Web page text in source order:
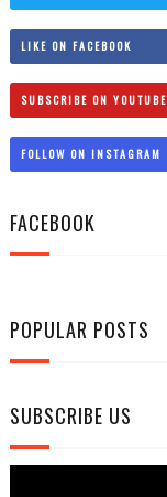
LIKE ON FACEBOOK
SUBSCRIBE ON YOUTUBE
FOLLOW ON INSTAGRAM
FACEBOOK
POPULAR POSTS
SUBSCRIBE US